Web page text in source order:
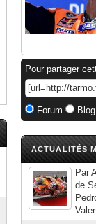
Pour partager
Forum
ACTUALITÉS
Par
de